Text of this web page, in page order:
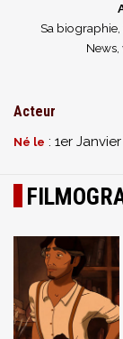
Sa
Acteur
Né le : 1er